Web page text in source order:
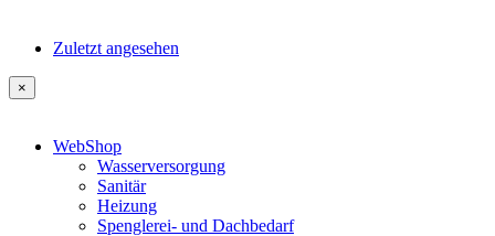
Zuletzt angesehen
×
WebShop
Wasserversorgung
Sanitär
Heizung
Spenglerei- und Dachbedarf